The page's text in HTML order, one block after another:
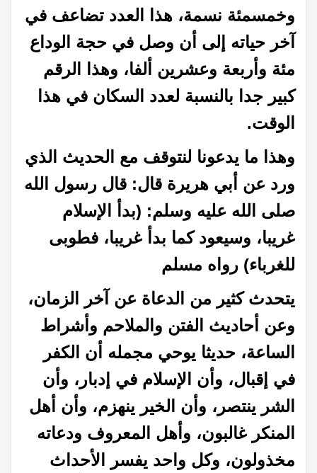
وخمسمئة نسمة، هذا العدد تضاعف في
آخر حياته إلى أن وصل في حجة الوداع
مئة وأربعة وعشرين ألفا، وهذا الرقم
كبير جدا بالنسبة لعدد السكان في هذا
الوقت.
وهذا ما يدعونا لنتوقف مع الحديث الذي
ورد عن أبي هريرة قال: قال رسول الله
صلى الله عليه وسلم: (بدأ الإسلام
غريبا، وسيعود كما بدأ غريبا، فطوبى
للغرباء) رواه مسلم
يتحدث كثير من الدعاة عن آخر الزمان،
وعن أحاديث الفتن والملاحم وأشراط
الساعة، حديثا يوحي مجمله أن الكفر
في إقبال، وأن الإسلام في إدبار، وأن
الشر ينتصر، وأن الخير ينهزم، وأن أهل
المنكر غالبون، وأهل المعروف ودعاته
مخذولون، وكل واحد يفسر الأحداث